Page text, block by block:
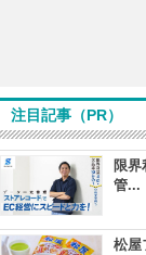
注目記事（PR）
限
管...
松屋